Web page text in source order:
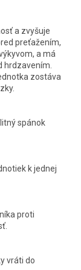
a zvyšuje
preťažením,
a má
hrdzavením.
zostáva
spánok
k jednej
proti
vráti do